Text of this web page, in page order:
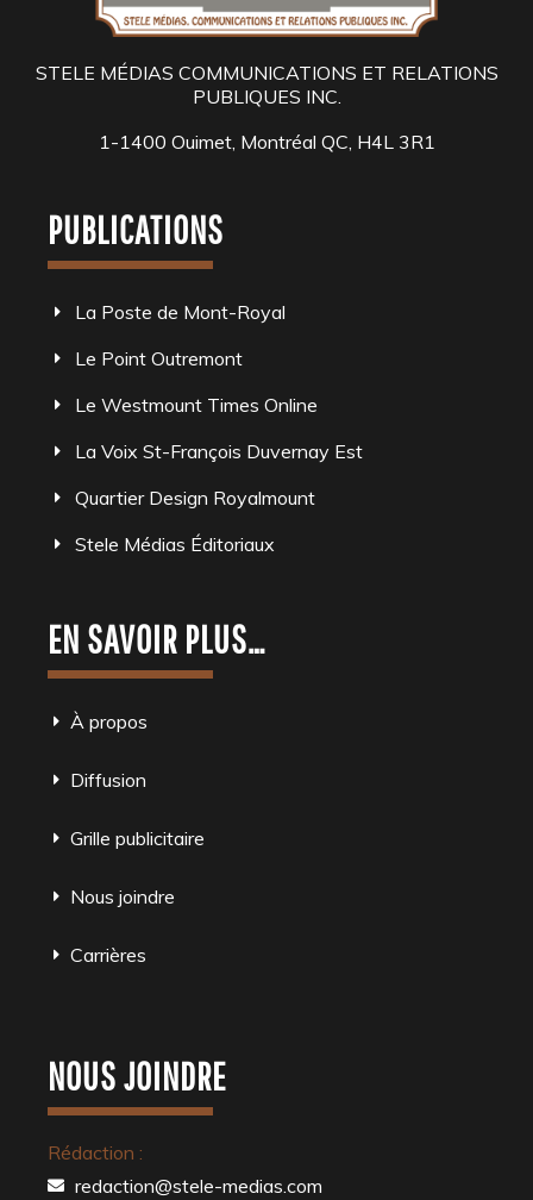
STELE MÉDIAS COMMUNICATIONS ET RELATIONS
PUBLIQUES INC.
1-1400 Ouimet, Montréal QC, H4L 3R1
PUBLICATIONS
La Poste de Mont-Royal
Le Point Outremont
Le Westmount Times Online
La Voix St-François Duvernay Est
Quartier Design Royalmount
Stele Médias Éditoriaux
EN SAVOIR PLUS…
À propos
Diffusion
Grille publicitaire
Nous joindre
Carrières
NOUS JOINDRE
Rédaction :
redaction@stele-medias.com